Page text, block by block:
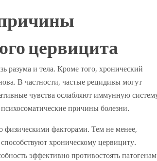
причины
цервицита
разума и тела. Кроме того, хронический
В частности, частые рецидивы могут
чувства ослабляют иммунную
причины болезни.
физическими факторами. Тем не менее,
хроническому цервициту.
эффективно противостоять